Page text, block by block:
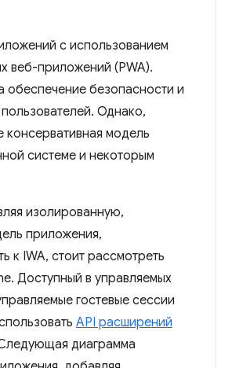
с использованием
веб-приложений (PWA).
обеспечение безопасности и
Однако,
модель
системе и некоторым
изолированную,
приложения,
IWA, стоит рассмотреть
Доступный в управляемых
гостевые сессии
API расширений
диаграмма